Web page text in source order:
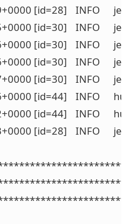
Augmented all extensions
System config loaded
System config adapted
Loaded all jobs
Configuration for all jobs updated
Started Download metadata
#1 to do the action check updates server